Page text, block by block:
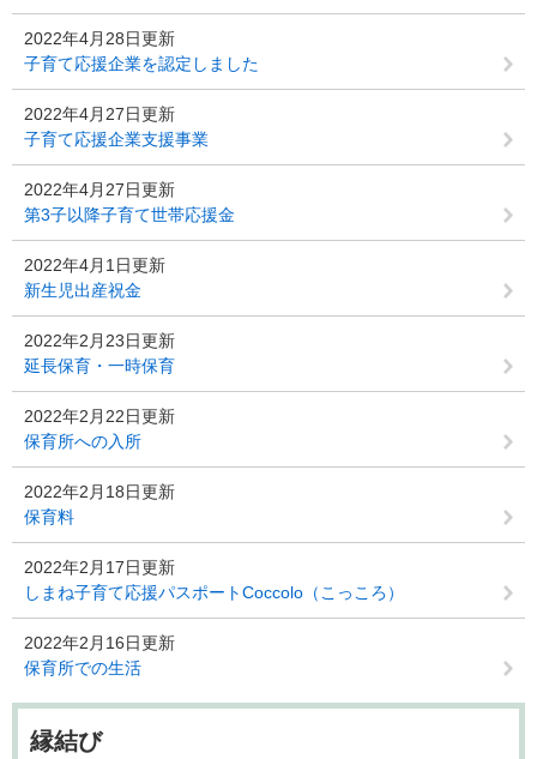
2022年4月28日更新
子育て応援企業を認定しました
2022年4月27日更新
子育て応援企業支援事業
2022年4月27日更新
第3子以降子育て世帯応援金
2022年4月1日更新
新生児出産祝金
2022年2月23日更新
延長保育・一時保育
2022年2月22日更新
保育所への入所
2022年2月18日更新
保育料
2022年2月17日更新
しまね子育て応援パスポートCoccolo（こっころ）
2022年2月16日更新
保育所での生活
縁結び